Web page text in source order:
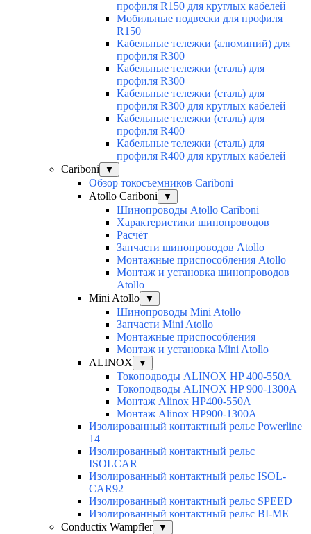
профиля R150 для круглых кабелей
Мобильные подвески для профиля
R150
Кабельные тележки (алюминий) для
профиля R300
Кабельные тележки (сталь) для
профиля R300
Кабельные тележки (сталь) для
профиля R300 для круглых кабелей
Кабельные тележки (сталь) для
профиля R400
Кабельные тележки (сталь) для
профиля R400 для круглых кабелей
Cariboni
▼
Обзор токосъемников Cariboni
Atollo Cariboni
▼
Шинопроводы Atollo Cariboni
Характеристики шинопроводов
Расчёт
Запчасти шинопроводов Atollo
Монтажные приспособления Atollo
Монтаж и установка шинопроводов
Atollo
Mini Atollo
▼
Шинопроводы Mini Atollo
Запчасти Mini Atollo
Монтажные приспособления
Монтаж и установка Mini Atollo
ALINOX
▼
Токоподводы ALINOX HP 400-550A
Токоподводы ALINOX HP 900-1300A
Монтаж Alinox HP400-550A
Монтаж Alinox HP900-1300A
Изолированный контактный рельс Powerline
14
Изолированный контактный рельс
ISOLCAR
Изолированный контактный рельс ISOL-
CAR92
Изолированный контактный рельс SPEED
Изолированный контактный рельс BI-ME
Conductix Wampfler
▼